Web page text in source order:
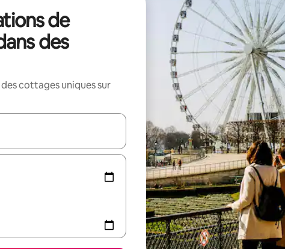
de
des
cottages uniques sur
s'affichent, utilisez les flèches vers le haut et vers le bas pour les